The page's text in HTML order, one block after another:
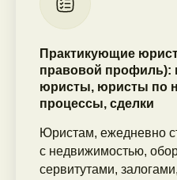
Практикующие
правовой профиль):
юристы, юристы по
процессы, сделки
Юристам, ежедневно
с недвижимостью,
сервитутами,